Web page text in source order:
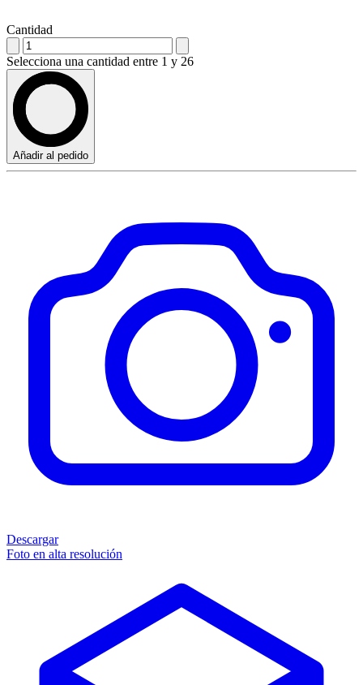
Cantidad
Selecciona una cantidad entre 1 y 26
Añadir al pedido
Descargar
Foto en alta resolución